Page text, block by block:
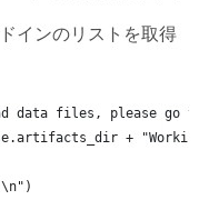
インのリストを取得
data files, please go
+